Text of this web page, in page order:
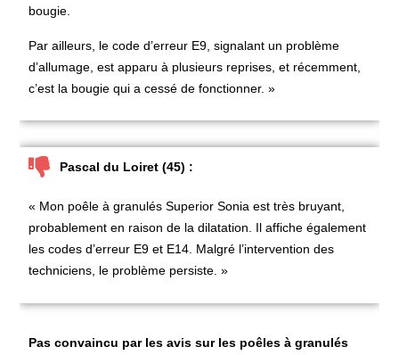
bougie.
Par ailleurs, le code d’erreur E9, signalant un problème
d’allumage, est apparu à plusieurs reprises, et récemment,
c’est la bougie qui a cessé de fonctionner. »
Pascal du Loiret (45) :
« Mon poêle à granulés Superior Soniaest très bruyant,
probablement en raison de la dilatation. Il affiche également
les codes d’erreur E9 et E14. Malgré l’intervention des
techniciens, le problème persiste. »
Pas convaincu par les avis sur les poêles à granulés